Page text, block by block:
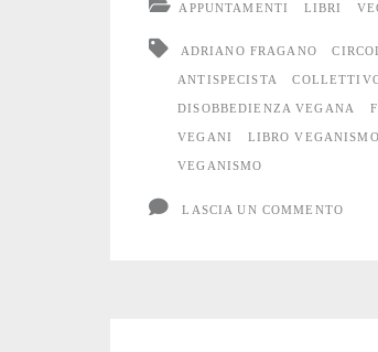
APPUNTAMENTI LIBRI
ADRIANO FRAGANO
ANTISPECISTA
DISOBBEDIENZA VEGANA
VEGANI LIBRO VEGANISMO
VEGANISMO
LASCIA UN COMMENTO